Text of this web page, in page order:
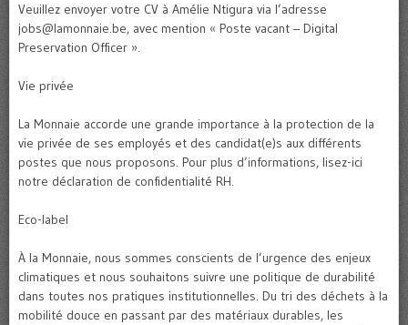
Veuillez envoyer votre CV à Amélie Ntigura via l’adresse
jobs@lamonnaie.be, avec mention « Poste vacant – Digital
Preservation Officer ».
Vie privée
La Monnaie accorde une grande importance à la protection de la
vie privée de ses employés et des candidat(e)s aux différents
postes que nous proposons. Pour plus d’informations, lisez-ici
notre déclaration de confidentialité RH.
Eco-label
À la Monnaie, nous sommes conscients de l’urgence des enjeux
climatiques et nous souhaitons suivre une politique de durabilité
dans toutes nos pratiques institutionnelles. Du tri des déchets à la
mobilité douce en passant par des matériaux durables, les